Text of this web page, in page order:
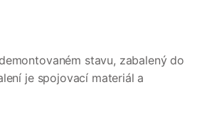
stavu, zabalený do
je spojovací materiál a